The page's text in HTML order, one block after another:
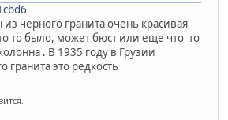
черного гранита очень красивая
то было, может бюст или еще что то
. В 1935 году в Грузии
гранита это редкость